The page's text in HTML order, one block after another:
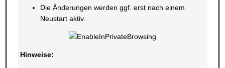
Die Änderungen werden ggf. erst nach einem
Neustart aktiv.
Hinweise: